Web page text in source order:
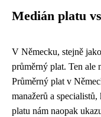
Medián platu
V Německu, stejně
průměrný plat. Ten ale
Průměrný plat v
manažerů a
platu nám naopak